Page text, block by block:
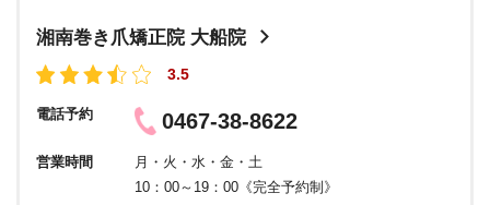
湘南巻き爪矯正院 大船院
3.5
電話予約 0467-38-8622
営業時間
月・火・水・金・土
10：00～19：00《完全予約制》